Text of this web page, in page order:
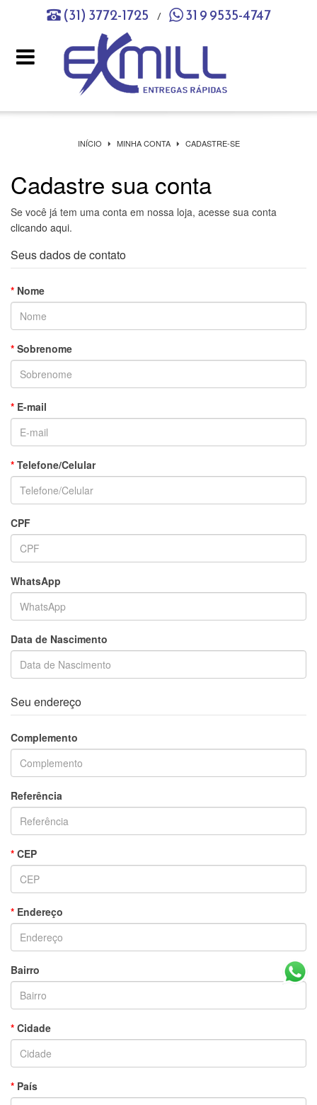
(31) 3772-1725 / 31 9 9535-4747
toggle
navigation
INÍCIO MINHA CONTA CADASTRE-SE
Cadastre sua conta
Se você já tem uma conta em nossa loja, acesse sua conta
clicando aqui.
Seus dados de contato
Nome
Sobrenome
E-mail
Telefone/Celular
CPF
WhatsApp
Data de Nascimento
Seu endereço
Complemento
Referência
CEP
Endereço
Bairro
Cidade
País